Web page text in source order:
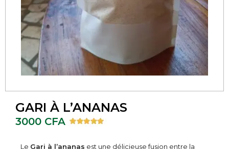
GARI À L’ANANAS
3000 CFA
Le Gari à l’ananas est une délicieuse fusion entre la